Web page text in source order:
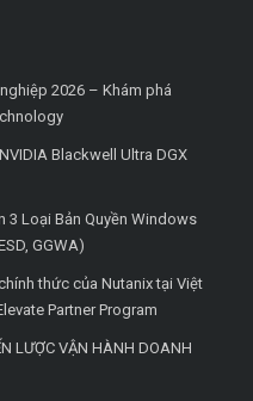
2026 – Khám phá
Blackwell Ultra DGX
3 Loại Bản Quyền Windows
GGWA)
thức của Nutanix tại Việt
Partner Program
LƯỢC VẬN HÀNH DOANH